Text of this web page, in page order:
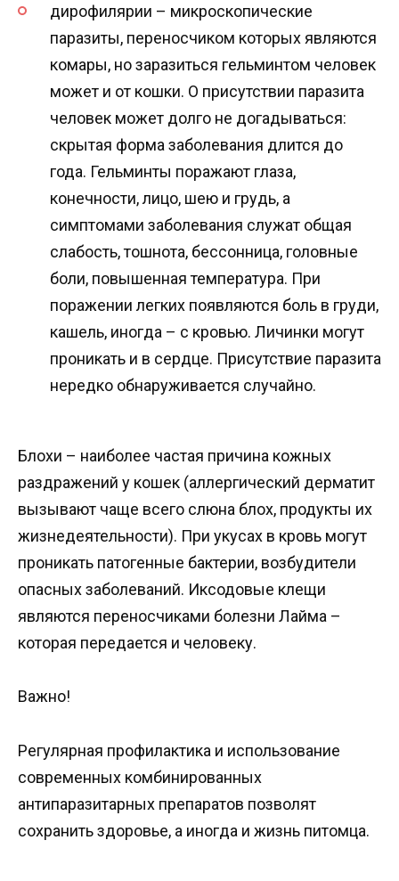
дирофилярии – микроскопические
паразиты, переносчиком которых являются
комары, но заразиться гельминтом человек
может и от кошки. О присутствии паразита
человек может долго не догадываться:
скрытая форма заболевания длится до
года. Гельминты поражают глаза,
конечности, лицо, шею и грудь, а
симптомами заболевания служат общая
слабость, тошнота, бессонница, головные
боли, повышенная температура. При
поражении легких появляются боль в груди,
кашель, иногда – с кровью. Личинки могут
проникать и в сердце. Присутствие паразита
нередко обнаруживается случайно.
Блохи – наиболее частая причина кожных
раздражений у кошек (аллергический дерматит
вызывают чаще всего слюна блох, продукты их
жизнедеятельности). При укусах в кровь могут
проникать патогенные бактерии, возбудители
опасных заболеваний. Иксодовые клещи
являются переносчиками болезни Лайма –
которая передается и человеку.
Важно!
Регулярная профилактика и использование
современных комбинированных
антипаразитарных препаратов позволят
сохранить здоровье, а иногда и жизнь питомца.